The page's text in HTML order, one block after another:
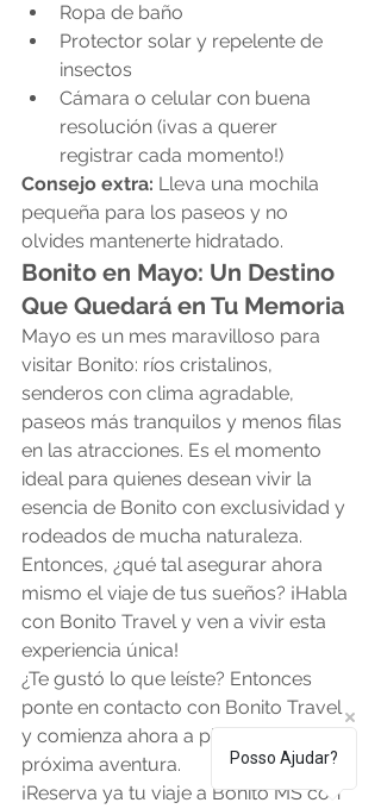
Ropa de baño
Protector solar y repelente de
insectos
Cámara o celular con buena
resolución (¡vas a querer
registrar cada momento!)
Consejo extra: Lleva una mochila
pequeña para los paseos y no
olvides mantenerte hidratado.
Bonito en Mayo: Un Destino
Que Quedará en Tu Memoria
Mayo es un mes maravilloso para
visitar Bonito: ríos cristalinos,
senderos con clima agradable,
paseos más tranquilos y menos filas
en las atracciones. Es el momento
ideal para quienes desean vivir la
esencia de Bonito con exclusividad y
rodeados de mucha naturaleza.
Entonces, ¿qué tal asegurar ahora
mismo el viaje de tus sueños? ¡Habla
con Bonito Travel y ven a vivir esta
experiencia única!
¿Te gustó lo que leíste? Entonces
ponte en contacto con Bonito Travel
y comienza ahora a planificar tu
próxima aventura.
¡Reserva ya tu viaje a Bonito MS con
Posso Ajudar?